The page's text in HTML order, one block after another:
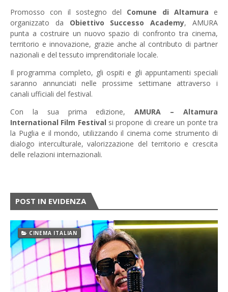
Promosso con il sostegno del Comune di Altamura e
organizzato da Obiettivo Successo Academy, AMURA
punta a costruire un nuovo spazio di confronto tra cinema,
territorio e innovazione, grazie anche al contributo di partner
nazionali e del tessuto imprenditoriale locale.
Il programma completo, gli ospiti e gli appuntamenti speciali
saranno annunciati nelle prossime settimane attraverso i
canali ufficiali del festival.
Con la sua prima edizione,AMURA – Altamura
International Film Festival si propone di creare un ponte tra
la Puglia e il mondo, utilizzando il cinema come strumento di
dialogo interculturale, valorizzazione del territorio e crescita
delle relazioni internazionali.
POST IN EVIDENZA
CINEMA ITALIAN